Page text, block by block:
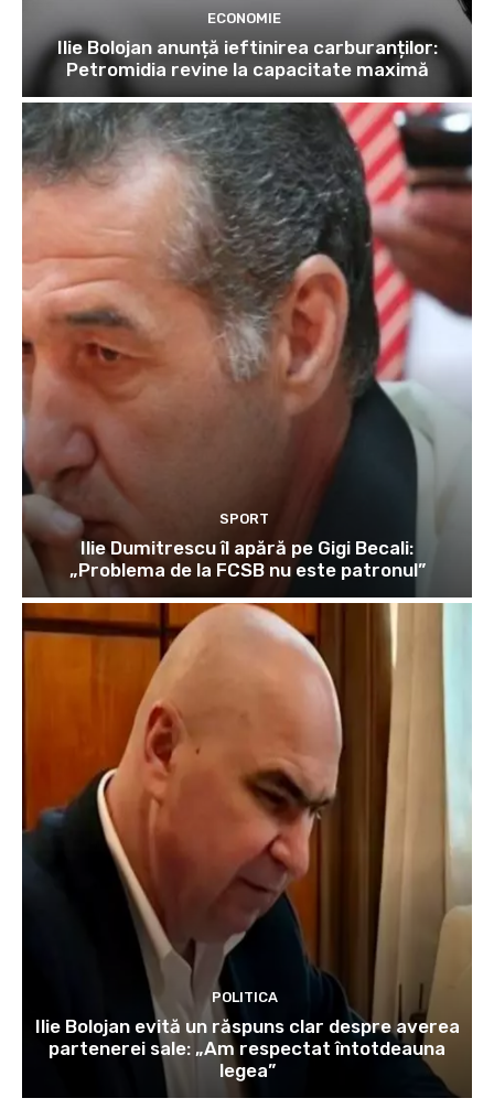
ECONOMIE
Ilie Bolojan anunță ieftinirea carburanților:
Petromidia revine la capacitate maximă
SPORT
Ilie Dumitrescu îl apără pe Gigi Becali:
„Problema de la FCSB nu este patronul”
POLITICA
Ilie Bolojan evită un răspuns clar despre averea
partenerei sale: „Am respectat întotdeauna
legea”